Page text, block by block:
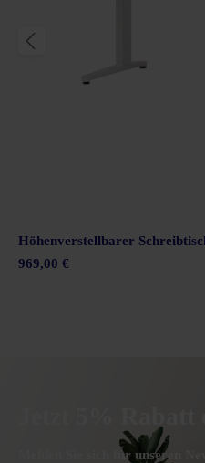
Höhenverstellbarer
969,00 €
Jetzt 5%
Melden Sie sich für unseren